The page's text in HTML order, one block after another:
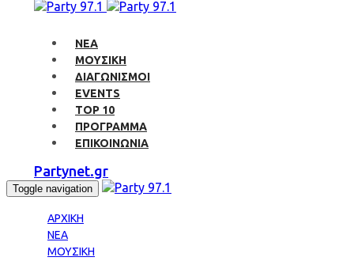
ΝΕΑ
ΜΟΥΣΙΚΗ
ΔΙΑΓΩΝΙΣΜΟΙ
EVENTS
TOP 10
ΠΡΟΓΡΑΜΜΑ
ΕΠΙΚΟΙΝΩΝΙΑ
Partynet.gr
Toggle navigation
ΑΡΧΙΚΗ
ΝΕΑ
ΜΟΥΣΙΚΗ